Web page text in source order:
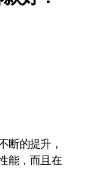
的提升，
能，而且在